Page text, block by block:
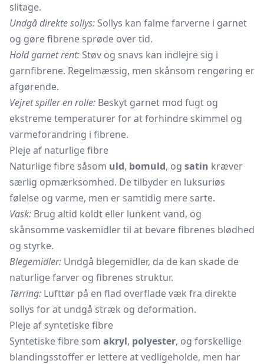
slitage.
Undgå direkte sollys: Sollys kan falme farverne i garnet
og gøre fibrene sprøde over tid.
Hold garnet rent: Støv og snavs kan indlejre sig i
garnfibrene. Regelmæssig, men skånsom rengøring er
afgørende.
Vejret spiller en rolle: Beskyt garnet mod fugt og
ekstreme temperaturer for at forhindre skimmel og
varmeforandring i fibrene.
Pleje af naturlige fibre
Naturlige fibre såsom uld, bomuld, og satin kræver
særlig opmærksomhed. De tilbyder en luksuriøs
følelse og varme, men er samtidig mere sarte.
Vask: Brug altid koldt eller lunkent vand, og
skånsomme vaskemidler til at bevare fibrenes blødhed
og styrke.
Blegemidler: Undgå blegemidler, da de kan skade de
naturlige farver og fibrenes struktur.
Tørring: Lufttør på en flad overflade væk fra direkte
sollys for at undgå stræk og deformation.
Pleje af syntetiske fibre
Syntetiske fibre som akryl, polyester, og forskellige
blandingsstoffer er lettere at vedligeholde, men har